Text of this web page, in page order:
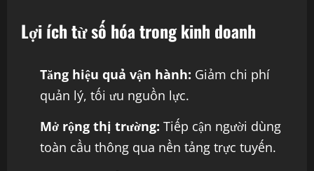
Lợi ích từ số hóa trong kinh doanh
Tăng hiệu quả vận hành: Giảm chi phí
quản lý, tối ưu nguồn lực.
Mở rộng thị trường: Tiếp cận người dùng
toàn cầu thông qua nền tảng trực tuyến.